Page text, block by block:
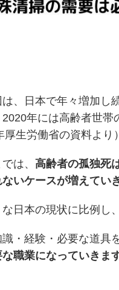
、日本で年々増加し
年には高齢者世帯
厚生労働省の資料より）
は、 高齢者の孤独死
いケースが増えてい
日本の現状に比例し
・経験・必要な道具
職業になっていきます